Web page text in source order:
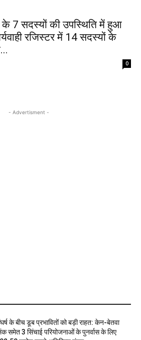
के 7 सदस्यों की उपस्थिति में हुआ
रजिस्टर में 14 सदस्यों के
0
- Advertisment -
के बीच डूब प्रभावितों को बड़ी राहत: केन-बेतवा
समेत 3 सिंचाई परियोजनाओं के पुनर्वास के लिए